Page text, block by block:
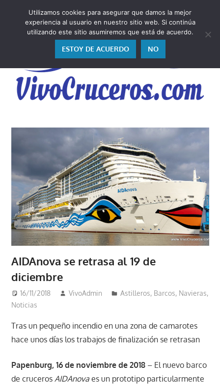
contenido
los
vivo,
los
cuento
AIDAnova se retrasa al 19 de
diciembre
16/11/2018 VivoAdmin Astilleros, Barcos, Navieras,
Noticias
Tras un pequeño incendio en una zona de camarotes
hace unos días los trabajos de finalización se retrasan
Papenburg, 16 de noviembre de 2018– El nuevo barco
de cruceros AIDAnovaes un prototipo particularmente
Utilizamos cookies para asegurar que damos la mejor
experiencia al usuario en nuestro sitio web. Si continúa
utilizando este sitio asumiremos que está de acuerdo.
ESTOY DE ACUERDO NO